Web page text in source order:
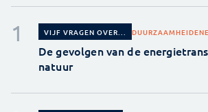
VIJF VRAGEN OVER... DUURZAAMHEID
De gevolgen van de
natuur